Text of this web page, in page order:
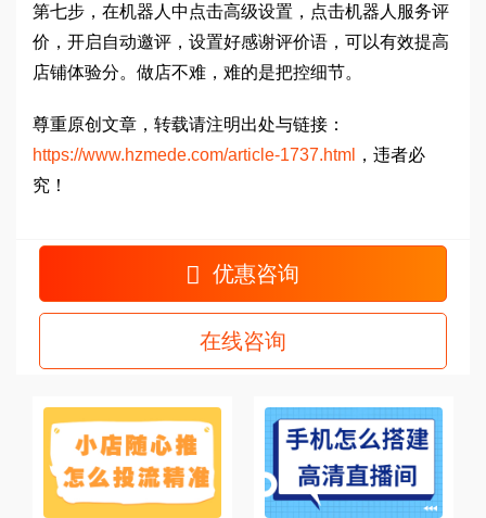
第七步，在机器人中点击高级设置，点击机器人服务评
价，开启自动邀评，设置好感谢评价语，可以有效提高
店铺体验分。做店不难，难的是把控细节。
尊重原创文章，转载请注明出处与链接：
https://www.hzmede.com/article-1737.html
，违者必
究！
优惠咨询
在线咨询